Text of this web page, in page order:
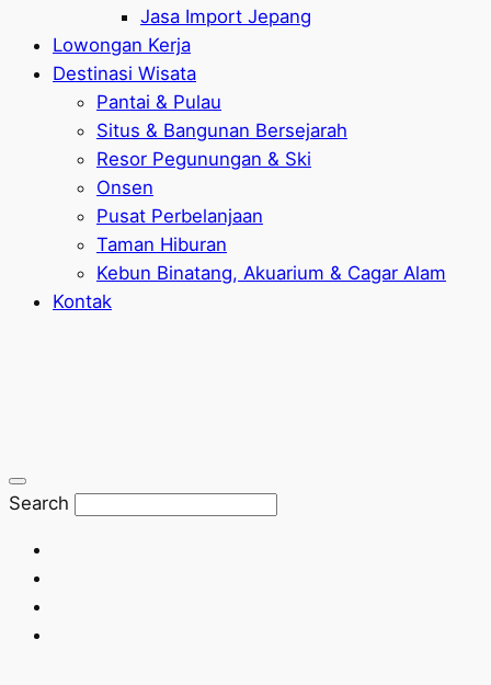
Jasa Import Jepang
Lowongan Kerja
Destinasi Wisata
Pantai & Pulau
Situs & Bangunan Bersejarah
Resor Pegunungan & Ski
Onsen
Pusat Perbelanjaan
Taman Hiburan
Kebun Binatang, Akuarium & Cagar Alam
Kontak
Search